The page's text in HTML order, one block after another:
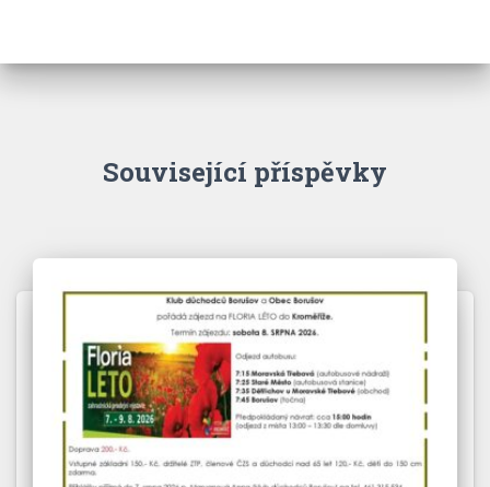
Související příspěvky